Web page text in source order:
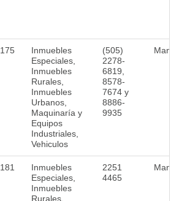
175
Inmuebles
Especiales,
Inmuebles
Rurales,
Inmuebles
Urbanos,
Maquinaría y
Equipos
Industriales,
Vehiculos
(505)
2278-
6819,
8578-
7674 y
8886-
9935
181
Inmuebles
Especiales,
Inmuebles
Rurales,
2251
4465